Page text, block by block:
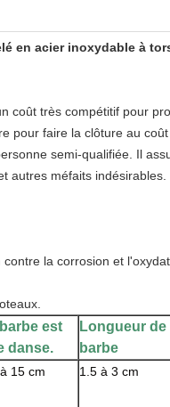
en acier inoxydable à
coût très compétitif pour
pour faire la clôture au
semi-qualifiée. Il
autres méfaits indésirables.
la corrosion et
est
danse.
Longueur de
barbe
15 cm
1.5 à 3 cm